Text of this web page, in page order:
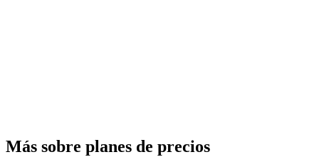
Más sobre planes de precios